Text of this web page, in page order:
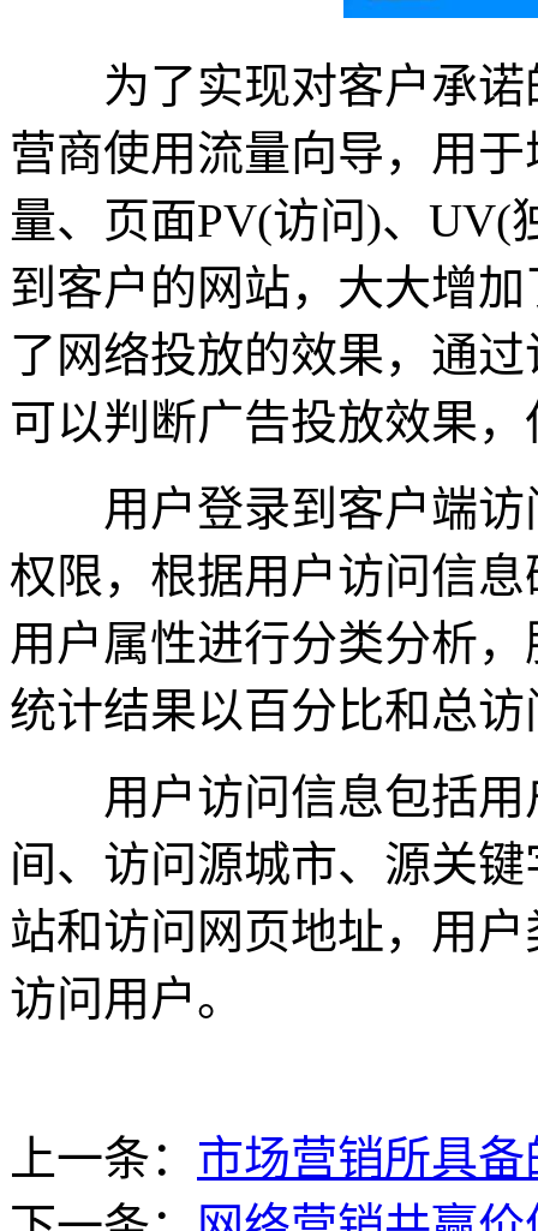
为了实现对客户承诺
营商使用流量向导，用
量、页面PV(访问)、UV(
到客户的网站，大大增
了网络投放的效果，通
可以判断广告投放效果
用户登录到客户端访
权限，根据用户访问信
用户属性进行分类分析
统计结果以百分比和总
用户访问信息包括用
间、访问源城市、源关
站和访问网页地址，用
访问用户。
上一条： 市场营销所具